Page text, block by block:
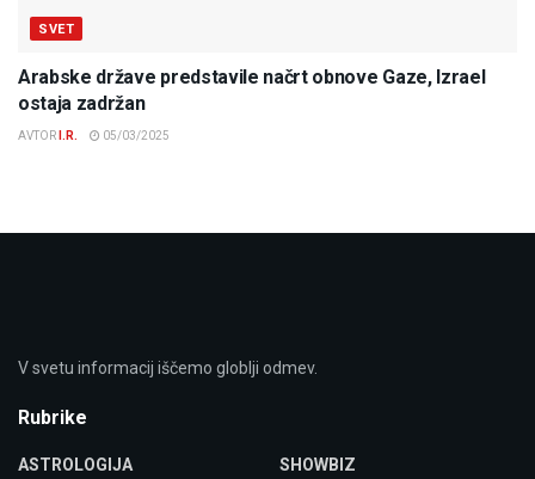
SVET
Arabske države predstavile načrt obnove Gaze, Izrael
ostaja zadržan
AVTOR I.R. 05/03/2025
V svetu informacij iščemo globlji odmev.
Rubrike
ASTROLOGIJA SHOWBIZ